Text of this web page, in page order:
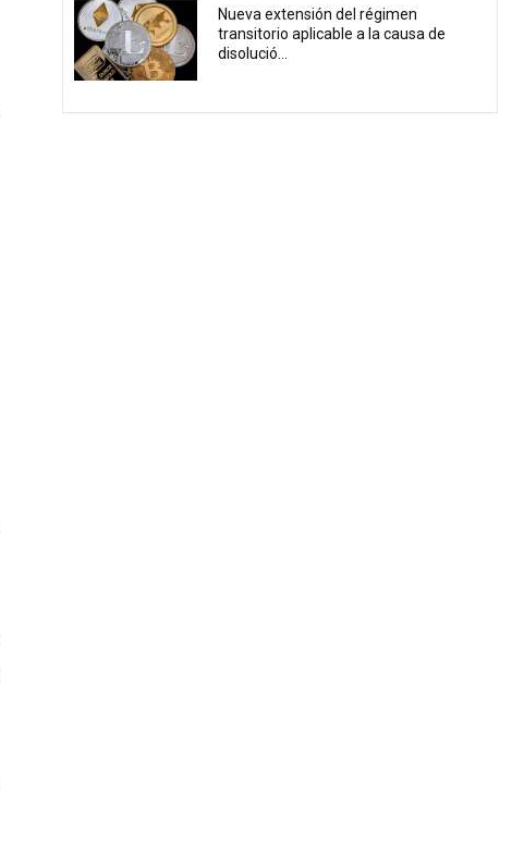
Nueva extensión del régimen
transitorio aplicable a la causa de
disolució...